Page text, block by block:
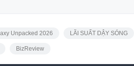
Unpacked 2026 LÃI SUẤT DẬY SÓNG
BizReview